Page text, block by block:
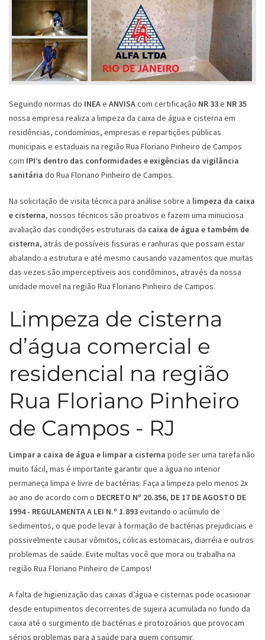
Seguindo normas do INEAe ANVISAcom certificação NR 33e NR 35
nossa empresa realiza a limpeza da caixa de água e cisterna em
residências, condomínios, empresas e repartições públicas
municipais e estaduais na região Rua Floriano Pinheiro de Campos
com IPI’s dentro das conformidades e exigências da vigilância
sanitária do Rua Floriano Pinheiro de Campos.
Na solicitação de visita técnica para análise sobre a limpeza da caixa
e cisterna, nossos técnicos são proativos e fazem uma minuciosa
avaliação das condições estruturais da caixa de água e também de
cisterna, atrás de possíveis fissuras e ranhuras que possam estar
abalando a estrutura e até mesmo causando vazamentos que muitas
das vezes são imperceptíveis aos condôminos, através da nossa
unidade movel na região Rua Floriano Pinheiro de Campos.
Limpeza de cisterna
d’água comercial e
residencial na região
Rua Floriano Pinheiro
de Campos - RJ
Limpar a caixa de água e limpar a cisterna pode ser uma tarefa não
muito fácil, mas é importante garantir que a água no interior
permaneça limpa e livre de bactérias. Faça a limpeza pelo menos 2x
ao ano de acordo com o DECRETO Nº 20.356, DE 17 DE AGOSTO DE
1994 - REGULAMENTA A LEI N.º 1.893evitando o acúmulo de
sedimentos, o que pode levar à formação de bactérias prejudiciais e
possivelmente causar vômitos, cólicas estomacais, diarréia e outros
problemas de saúde. Evite multas você que mora ou trabalha na
região Rua Floriano Pinheiro de Campos!
A falta de higienização das caixas d’água e cisternas pode ocasionar
desde entupimentos decorrentes de sujeira acumulada no fundo da
caixa até o surgimento de bactérias e protozoários que provocam
sérios problemas para a saúde para quem consumir.